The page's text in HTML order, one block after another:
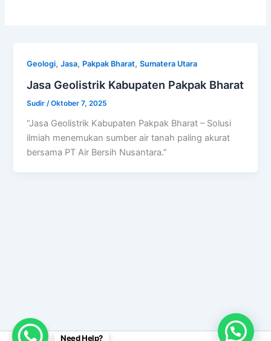
Geologi,Jasa, Pakpak Bharat,Sumatera Utara
Jasa Geolistrik Kabupaten Pakpak Bharat
Sudir /Oktober 7, 2025
“Jasa Geolistrik Kabupaten Pakpak Bharat – Solusi
ilmiah menemukan sumber air tanah paling akurat
bersama PT Air Bersih Nusantara.”
Need Help?